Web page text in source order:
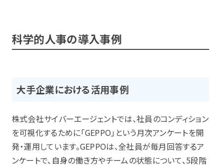
科学的人事の導入事例
大手企業における活用事例
株式会社サイバーエージェントでは、社員のコンディション
を可視化するために「GEPPO」という月次アンケートを開
発・運用しています。GEPPOは、全社員が毎月回答するア
ンケートで、自身の働き方やチームの状態について、5段階